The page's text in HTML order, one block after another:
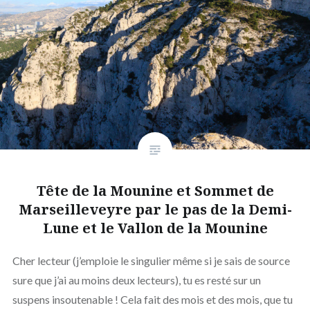
Tête de la Mounine et Sommet de
Marseilleveyre par le pas de la Demi-
Lune et le Vallon de la Mounine
Cher lecteur (j’emploie le singulier même si je sais de source
sure que j’ai au moins deux lecteurs), tu es resté sur un
suspens insoutenable ! Cela fait des mois et des mois, que tu